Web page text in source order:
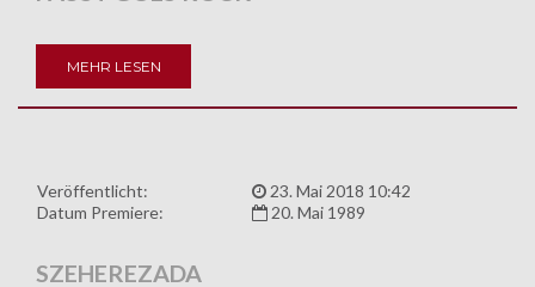
MEHR LESEN
Veröffentlicht:
23. Mai 2018 10:42
Datum Premiere:
20. Mai 1989
SZEHEREZADA